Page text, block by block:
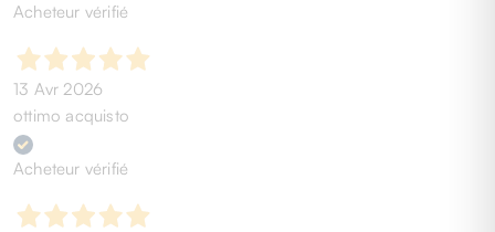
Acheteur vérifié
13 Avr 2026
ottimo acquisto
Acheteur vérifié